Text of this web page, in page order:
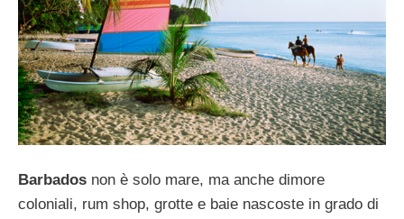
Barbados non è solo mare, ma anche dimore
coloniali, rum shop, grotte e baie nascoste in grado di